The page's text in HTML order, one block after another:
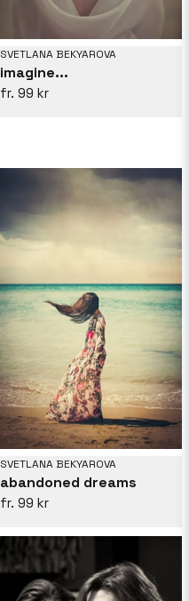
SVETLANA BEKYAROVA
imagine...
99 kr
SVETLANA BEKYAROVA
abandoned dreams
99 kr